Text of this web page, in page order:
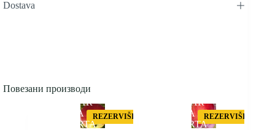
Dostava
Повезани производи
REZERVIŠI
STAR
A
SORTA
REZERVIŠI
STAR
A
SORTA